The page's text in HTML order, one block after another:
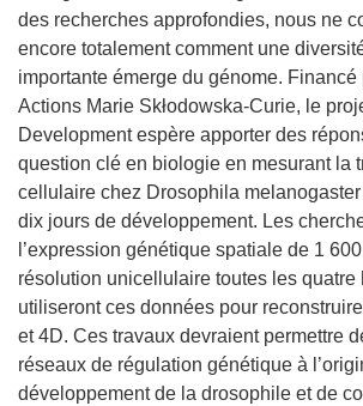
des recherches approfondies, nous ne
encore totalement comment une
importante émerge du génome.
Actions Marie Skłodowska-Curie, le
Development espère apporter des
question clé en biologie en mesurant la
cellulaire chez Drosophila
dix jours de développement. Les
l’expression génétique spatiale de 1
résolution unicellulaire toutes les quatre
utiliseront ces données pour
et 4D. Ces travaux devraient permettre
réseaux de régulation génétique à
développement de la drosophile et de